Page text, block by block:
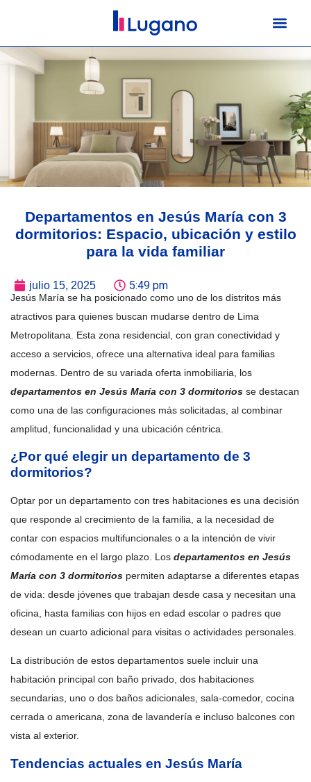
Departamentos en Jesús María con 3
dormitorios: Espacio, ubicación y estilo
para la vida familiar
julio 15, 2025 5:49 pm
Jesús María se ha posicionado como uno de los distritos más
atractivos para quienes buscan mudarse dentro de Lima
Metropolitana. Esta zona residencial, con gran conectividad y
acceso a servicios, ofrece una alternativa ideal para familias
modernas. Dentro de su variada oferta inmobiliaria, los
departamentos en Jesús María con 3 dormitorios se destacan
como una de las configuraciones más solicitadas, al combinar
amplitud, funcionalidad y una ubicación céntrica.
¿Por qué elegir un departamento de 3
dormitorios?
Optar por un departamento con tres habitaciones es una decisión
que responde al crecimiento de la familia, a la necesidad de
contar con espacios multifuncionales o a la intención de vivir
cómodamente en el largo plazo. Los departamentos en Jesús
María con 3 dormitorios permiten adaptarse a diferentes etapas
de vida: desde jóvenes que trabajan desde casa y necesitan una
oficina, hasta familias con hijos en edad escolar o padres que
desean un cuarto adicional para visitas o actividades personales.
La distribución de estos departamentos suele incluir una
habitación principal con baño privado, dos habitaciones
secundarias, uno o dos baños adicionales, sala-comedor, cocina
cerrada o americana, zona de lavandería e incluso balcones con
vista al exterior.
Tendencias actuales en Jesús María